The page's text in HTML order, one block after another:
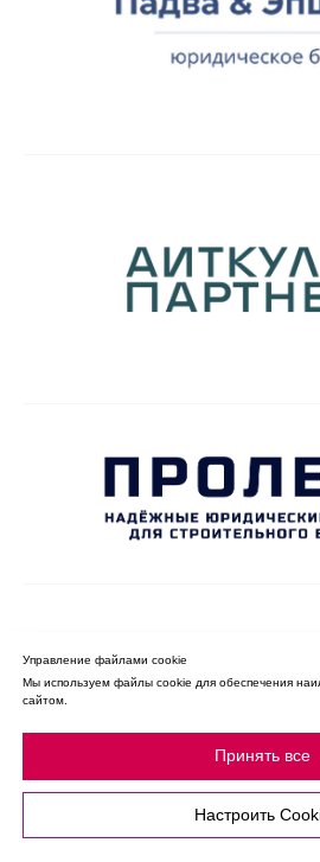
Управление файлами cookie
Мы используем файлы cookie для обеспечения
сайтом.
Принять все
Настроить